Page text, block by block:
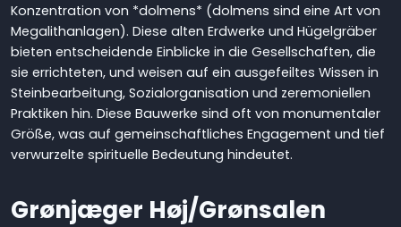
Konzentration von *dolmens* (dolmens sind eine Art von
Megalithanlagen). Diese alten Erdwerke und Hügelgräber
bieten entscheidende Einblicke in die Gesellschaften, die
sie errichteten, und weisen auf ein ausgefeiltes Wissen in
Steinbearbeitung, Sozialorganisation und zeremoniellen
Praktiken hin. Diese Bauwerke sind oft von monumentaler
Größe, was auf gemeinschaftliches Engagement und tief
verwurzelte spirituelle Bedeutung hindeutet.
Grønjæger Høj/Grønsalen